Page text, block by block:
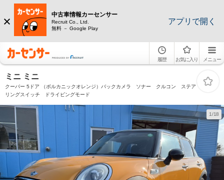
中古車情報カーセンサー
Recruit Co., Ltd.
無料 － Google Play
アプリで開く
履歴 お気に入り メニュー
ミニ ミニ
クーパー 5ドア （ボルカニックオレンジ）バックカメラ ソナー クルコン ステア
リングスイッチ ドライビングモード
1/18